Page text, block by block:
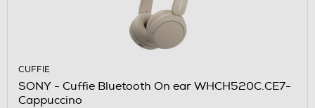
CUFFIE
SONY - Cuffie Bluetooth On ear WHCH520C.CE7-
Cappuccino